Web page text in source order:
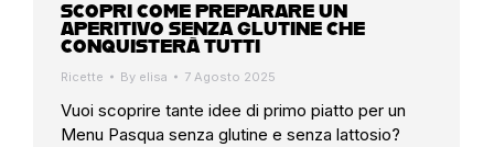
SCOPRI COME PREPARARE UN
APERITIVO SENZA GLUTINE CHE
CONQUISTERÀ TUTTI
Ricette By elisa 7 Agosto 2025
Vuoi scoprire tante idee di primo piatto per un
Menu Pasqua senza glutine e senza lattosio?